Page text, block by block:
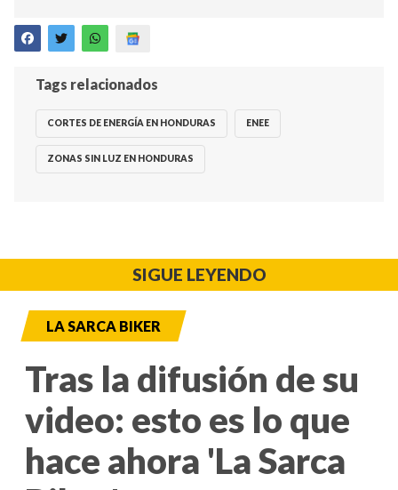
Tags relacionados
CORTES DE ENERGÍA EN HONDURAS ENEE
ZONAS SIN LUZ EN HONDURAS
SIGUE LEYENDO
LA SARCA BIKER
Tras la difusión de su
video: esto es lo que
hace ahora 'La Sarca